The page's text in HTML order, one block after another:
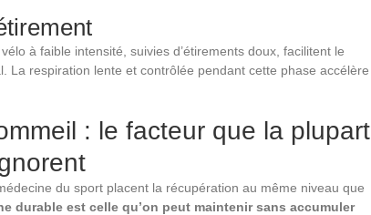
à faible intensité, suivies d’étirements doux, facilitent le
La respiration lente et contrôlée pendant cette phase accélère
: le facteur que la plupart
du sport placent la récupération au même niveau que
durable est celle qu’on peut maintenir sans accumuler